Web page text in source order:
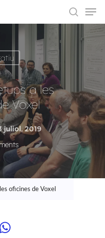
to close
a les
Voxel
juliol, 2019
oficines de Voxel